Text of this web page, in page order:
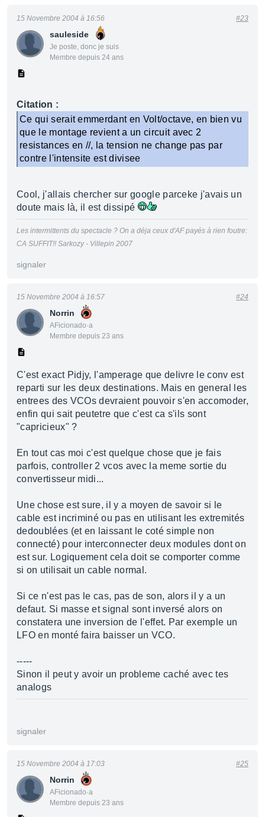
sauleside
Je poste, donc je suis
Membre depuis 24 ans
15 Novembre 2004 à 16:56 #23
Citation :
Ce qui serait emmerdant en Volt/octave, en bien vu
que le montage revient a un circuit avec 2
resistances en //, la tension ne change pas par
contre l'intensite est divisee
Cool, j'allais chercher sur google parceke j'avais un
doute mais là, il est dissipé
Les intermittents du spectacle ? On a déja ceux d'AF payés à rien foutre:
CA SUFFIT!! Sarkozy - Villepin 2007
signaler
Norrin
AFicionado·a
Membre depuis 23 ans
15 Novembre 2004 à 16:57 #24
C'est exact Pidjy, l'amperage que delivre le conv est
reparti sur les deux destinations. Mais en general les
entrees des VCOs devraient pouvoir s'en accomoder,
enfin qui sait peutetre que c'est ca s'ils sont
"capricieux" ?
En tout cas moi c'est quelque chose que je fais
parfois, controller 2 vcos avec la meme sortie du
convertisseur midi...
Une chose est sure, il y a moyen de savoir si le
cable est incriminé ou pas en utilisant les extremités
dedoublées (et en laissant le coté simple non
connecté) pour interconnecter deux modules dont on
est sur. Logiquement cela doit se comporter comme
si on utilisait un cable normal.
Si ce n'est pas le cas, pas de son, alors il y a un
defaut. Si masse et signal sont inversé alors on
constatera une inversion de l'effet. Par exemple un
LFO en monté faira baisser un VCO.
-----
Sinon il peut y avoir un probleme caché avec tes
analogs
signaler
Norrin
AFicionado·a
Membre depuis 23 ans
15 Novembre 2004 à 17:03 #25